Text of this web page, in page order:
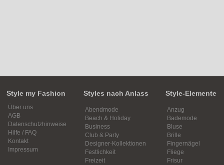
Style my Fashion
Über uns
AGB
Datenschutzhinweise
Hilfe / FAQ
Kontakt
Impressum
Styles nach Anlass
Abendmode
Beach & Holiday
Business
Club & Party
Designer-Kollektionen
Festlichkeit
Freizeit
Style-Elemente
Anzug
Bademode
Bluse
Brille
Fingernägel
Fliege
Frisur